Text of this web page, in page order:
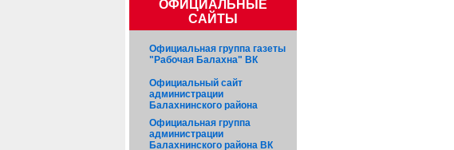
ОФИЦИАЛЬНЫЕ
САЙТЫ
Официальная группа газеты
"Рабочая Балахна" ВК
Официальный сайт
администрации
Балахнинского района
Официальная группа
администрации
Балахнинского района ВК